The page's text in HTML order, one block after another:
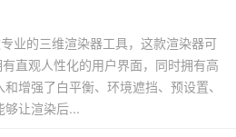
业的三维渲染器工具，这款渲染器可
直观人性化的用户界面，同时拥有高
增强了白平衡、环境遮挡、预设置、
够让渲染后...